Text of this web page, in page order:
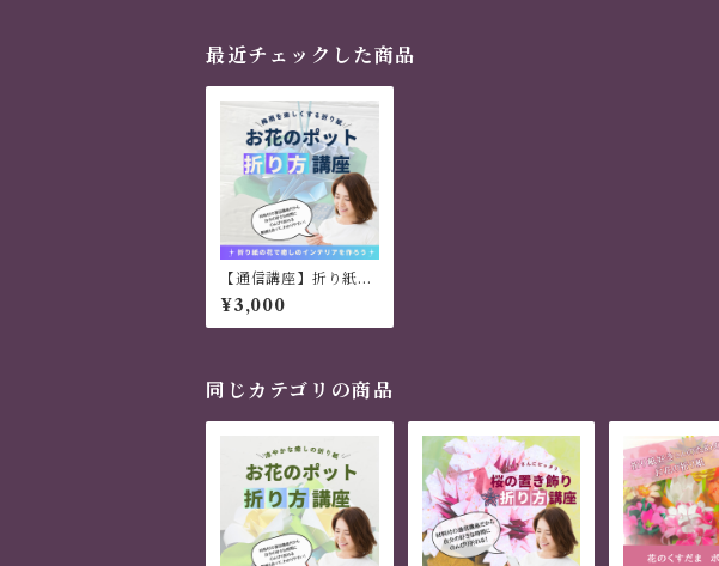
最近チェックした商品
【通信講座】折り紙レ
ッスン 梅雨の癒し
「八重紫陽花の吊るし
飾り」
¥3,000
同じカテゴリの商品